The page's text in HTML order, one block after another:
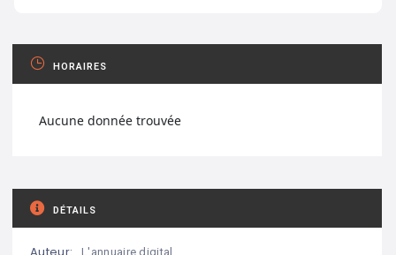
HORAIRES
Aucune donnée trouvée
DÉTAILS
L'annuaire digital